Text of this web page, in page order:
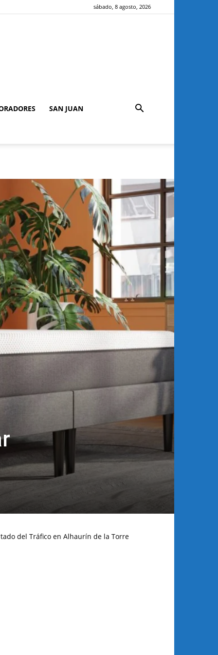
sábado, 8 agosto, 2026
SAN JUAN
del Tráfico en Alhaurín de la Torre